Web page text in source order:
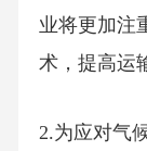
业将更加注
术，提高运
2.为应对气